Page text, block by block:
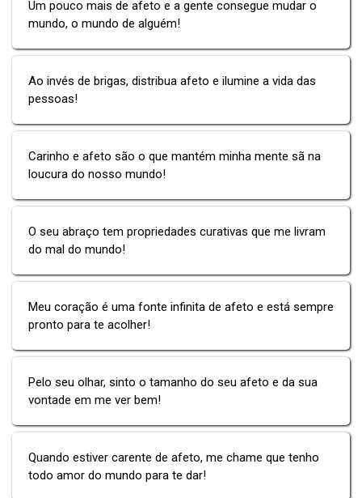
Um pouco mais de afeto e a gente consegue mudar o
mundo, o mundo de alguém!
Ao invés de brigas, distribua afeto e ilumine a vida das
pessoas!
Carinho e afeto são o que mantém minha mente sã na
loucura do nosso mundo!
O seu abraço tem propriedades curativas que me livram
do mal do mundo!
Meu coração é uma fonte infinita de afeto e está sempre
pronto para te acolher!
Pelo seu olhar, sinto o tamanho do seu afeto e da sua
vontade em me ver bem!
Quando estiver carente de afeto, me chame que tenho
todo amor do mundo para te dar!